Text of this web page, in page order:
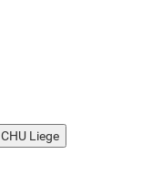
CHU Liege